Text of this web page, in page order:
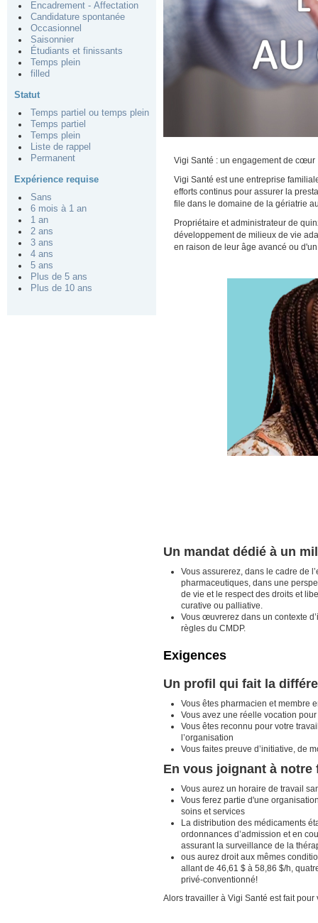
Encadrement - Affectation
Candidature spontanée
Occasionnel
Saisonnier
Étudiants et finissants
Temps plein
filled
Statut
Temps partiel ou temps plein
Temps partiel
Temps plein
Liste de rappel
Permanent
Expérience requise
Sans
6 mois à 1 an
1 an
2 ans
3 ans
4 ans
5 ans
Plus de 5 ans
Plus de 10 ans
Vigi Santé : un engagement de cœur
Vigi Santé est une entreprise
efforts continus pour assurer la
file dans le domaine de la gériatrie
Propriétaire et administrateur de
développement de milieux de vie
en raison de leur âge avancé ou
Un mandat dédié à un
Vous assurerez, dans le cadre de
pharmaceutiques, dans une
de vie et le respect des droits et
curative ou palliative.
Vous œuvrerez dans un contexte
règles du CMDP.
Exigences
Un profil qui fait la
Vous êtes pharmacien et membre
Vous avez une réelle vocation
Vous êtes reconnu pour votre
l’organisation
Vous faites preuve d’initiative, de
En vous joignant à
Vous aurez un horaire de travail
Vous ferez partie d'une
soins et services
La distribution des médicaments
ordonnances d’admission et en
assurant la surveillance de la
ous aurez droit aux mêmes
allant de 46,61 $ à 58,86 $/h,
privé-conventionné!
Alors travailler à Vigi Santé est fait pour